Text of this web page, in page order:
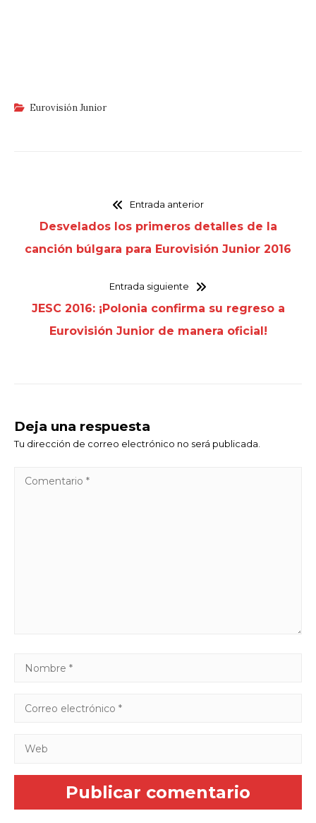
Eurovisión Junior
Entrada anterior
Desvelados los primeros detalles de la
canción búlgara para Eurovisión Junior 2016
Entrada siguiente
JESC 2016: ¡Polonia confirma su regreso a
Eurovisión Junior de manera oficial!
Deja una respuesta
Tu dirección de correo electrónico no será publicada.